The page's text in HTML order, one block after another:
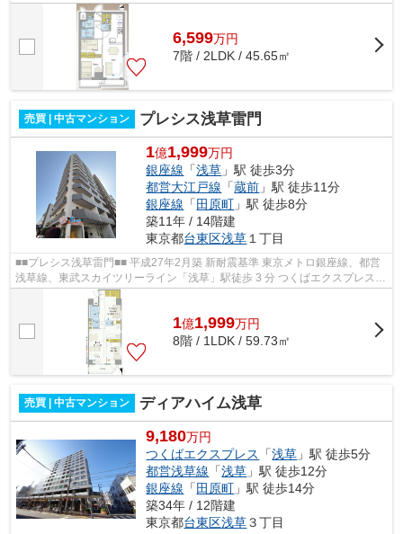
「浅草」駅徒歩6分 都営浅草線、都営大江...
6,599万円
7階 / 2LDK / 45.65㎡
売買 | 中古マンション プレシス浅草雷門
1億1,999万円
銀座線 「浅草 」駅 徒歩3分
都営大江戸線 「蔵前 」駅 徒歩11分
銀座線 「田原町 」駅 徒歩8分
築11年 / 14階建
東京都台東区浅草 １丁目
■■プレシス浅草雷門■■ 平成27年2月築 新耐震基準 東京メトロ銀座線、都営
浅草線、東武スカイツリーライン「浅草」駅徒歩 3 分 つくばエクスプレス
「浅草」駅徒歩 5 分 都営大江戸線...
1億1,999万円
8階 / 1LDK / 59.73㎡
売買 | 中古マンション ディアハイム浅草
9,180万円
つくばエクスプレス
「浅草 」駅 徒歩5分
都営浅草線 「浅草 」駅 徒歩12分
銀座線 「 田原町 」駅 徒歩14分
築34年 / 12階建
東京都台東区浅草３丁目